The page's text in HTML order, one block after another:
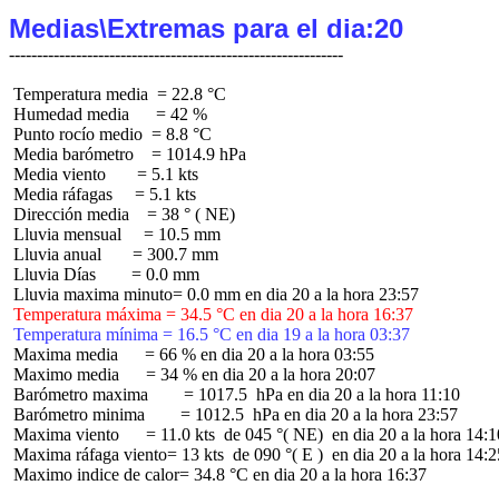
Medias\Extremas para el dia:20
Temperatura media  = 22.8 °C
Humedad media      = 42 %
Punto rocío medio  = 8.8 °C
Media barómetro    = 1014.9 hPa
Media viento       = 5.1 kts
Media ráfagas     = 5.1 kts
Dirección media    = 38 ° ( NE)
Lluvia mensual     = 10.5 mm
Lluvia anual       = 300.7 mm
Lluvia Días        = 0.0 mm
Temperatura máxima = 34.5 °C en dia 20 a la hora 16:37
Temperatura mínima = 16.5 °C en dia 19 a la hora 03:37
Maxima media      = 66 % en dia 20 a la hora 03:55
Maximo media      = 34 % en dia 20 a la hora 20:07
Barómetro maxima        = 1017.5  hPa en dia 20 a la hora 11:10
Barómetro minima        = 1012.5  hPa en dia 20 a la hora 23:57
Maxima viento      = 11.0 kts  de 045 °( NE)  en dia 20 a la hora
Maxima ráfaga viento= 13 kts  de 090 °( E )  en dia 20 a la hora
Maximo indice de calor= 34.8 °C en dia 20 a la hora 16:37